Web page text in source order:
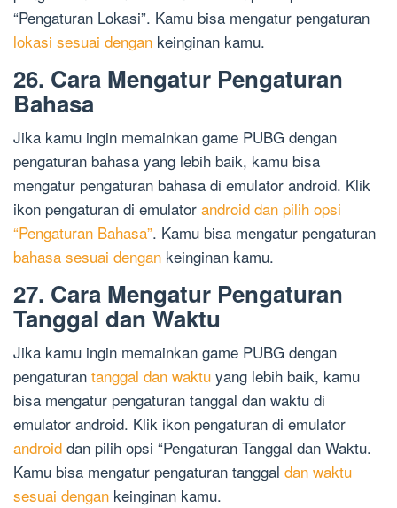
“Pengaturan Lokasi”. Kamu bisa mengatur pengaturan
lokasi sesuai dengan keinginan kamu.
26. Cara Mengatur Pengaturan
Bahasa
Jika kamu ingin memainkan game PUBG dengan
pengaturan bahasa yang lebih baik, kamu bisa
mengatur pengaturan bahasa di emulator android. Klik
ikon pengaturan di emulator android dan pilih opsi
“Pengaturan Bahasa”. Kamu bisa mengatur pengaturan
bahasa sesuai dengan keinginan kamu.
27. Cara Mengatur Pengaturan
Tanggal dan Waktu
Jika kamu ingin memainkan game PUBG dengan
pengaturan tanggal dan waktu yang lebih baik, kamu
bisa mengatur pengaturan tanggal dan waktu di
emulator android. Klik ikon pengaturan di emulator
android dan pilih opsi “Pengaturan Tanggal dan Waktu.
Kamu bisa mengatur pengaturan tanggal dan waktu
sesuai dengan keinginan kamu.